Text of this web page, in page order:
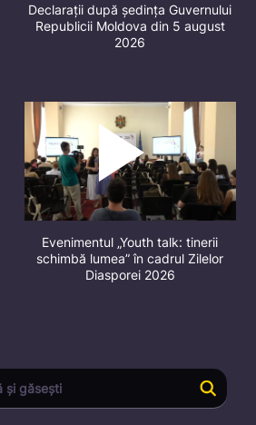
Declarații după ședința Guvernului
Republicii Moldova din 5 august
2026
Evenimentul „Youth talk: tinerii
schimbă lumea” în cadrul Zilelor
Diasporei 2026